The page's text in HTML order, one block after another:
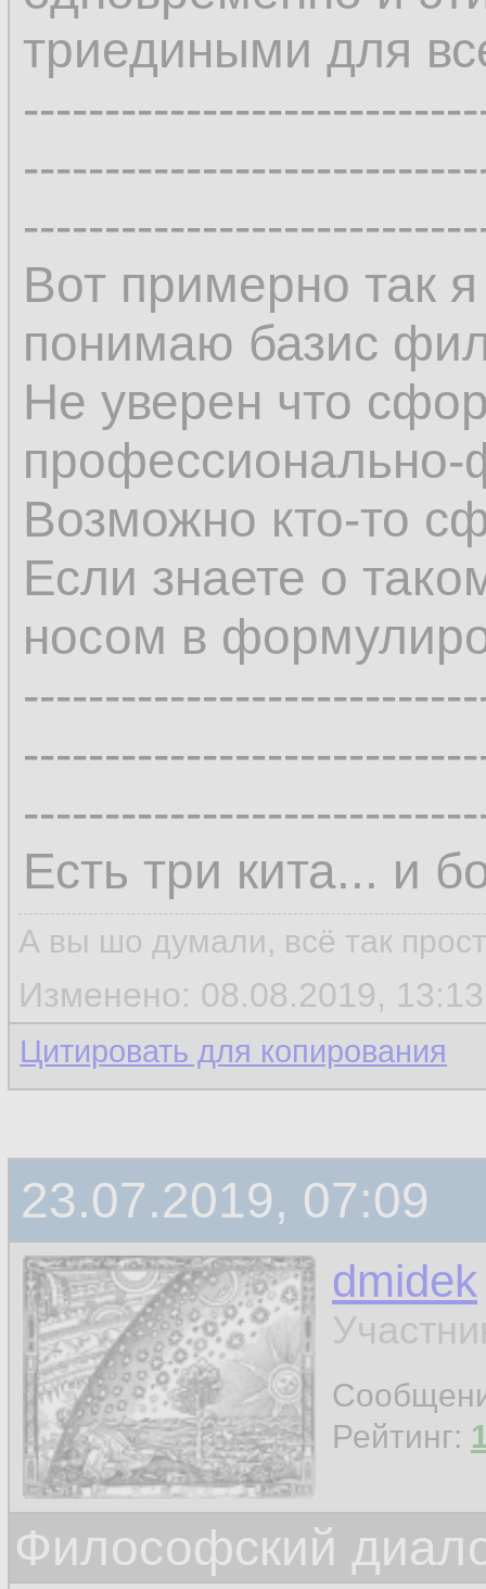
триедиными для
Вот примерно так
понимаю базис
Не уверен что
профессионально-
Возможно кто-то
Если знаете о
носом в
Есть три кита... и
А вы шо думали, всё так
Изменено: 08.08.2019,
Цитировать для копирования
23.07.2019, 07:09
dmidek
Рейтинг:
Философский